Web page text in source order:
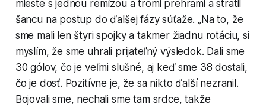
mieste s jednou remízou a tromi prehrami a stratil
šancu na postup do ďalšej fázy súťaže. „Na to, že
sme mali len štyri spojky a takmer žiadnu rotáciu, si
myslím, že sme uhrali prijateľný výsledok. Dali sme
30 gólov, čo je veľmi slušné, aj keď sme 38 dostali,
čo je dosť. Pozitívne je, že sa nikto ďalší nezranil.
Bojovali sme, nechali sme tam srdce, takže